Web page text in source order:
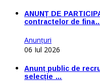
ANUNŢ DE
contractelor de
Anunţuri
06 Iul 2026
Anunț public de
selecție …